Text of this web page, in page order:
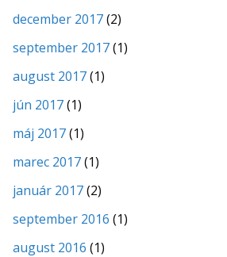
december 2017(2)
september 2017(1)
august 2017(1)
jún 2017(1)
máj 2017(1)
marec 2017(1)
január 2017(2)
september 2016 (1)
august 2016 (1)